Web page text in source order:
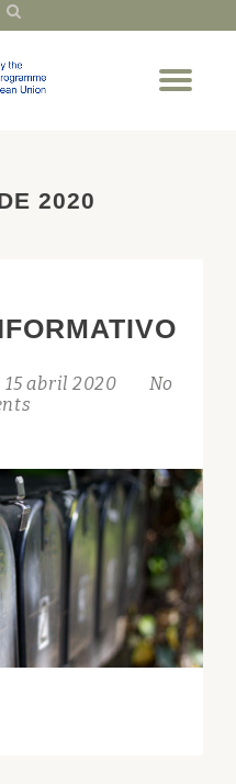
2020
15 abril 2020
No